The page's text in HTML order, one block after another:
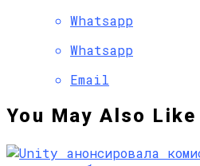
Whatsapp
Whatsapp
Email
You May Also Like